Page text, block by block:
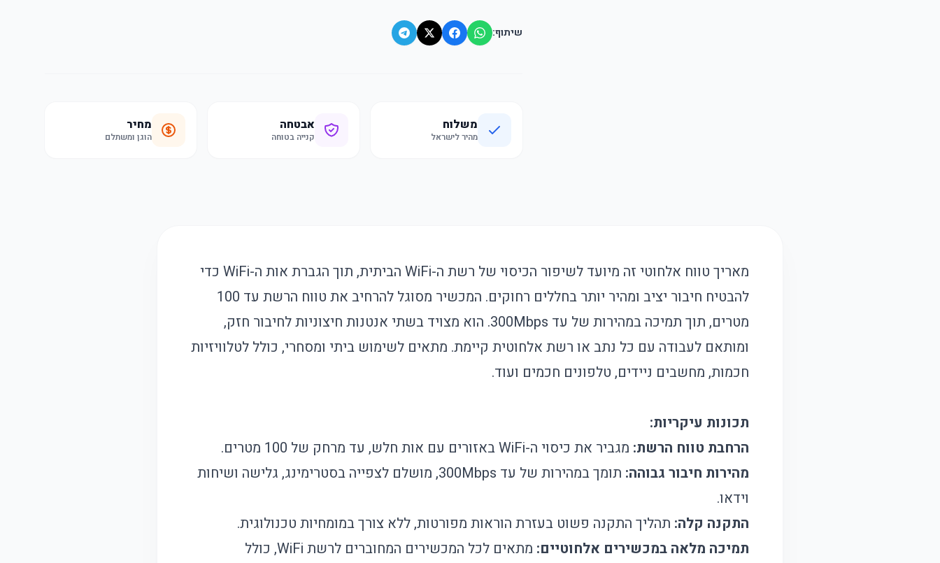
שיתוף:
משלוח
מהיר לישראל
אבטחה
קנייה בטוחה
מחיר
הוגן ומשתלם
מאריך טווח אלחוטי זה מיועד לשיפור הכיסוי של רשת ה-WiFi הביתית, תוך הגברת אות ה-WiFi כדי
להבטיח חיבור יציב ומהיר יותר בחללים רחוקים. המכשיר מסוגל להרחיב את טווח הרשת עד 100
מטרים, תוך תמיכה במהירות של עד 300Mbps. הוא מצויד בשתי אנטנות חיצוניות לחיבור חזק,
ומותאם לעבודה עם כל נתב או רשת אלחוטית קיימת. מתאים לשימוש ביתי ומסחרי, כולל לטלוויזיות
חכמות, מחשבים ניידים, טלפונים חכמים ועוד.
תכונות עיקריות:
הרחבת טווח הרשת: מגביר את כיסוי ה-WiFi באזורים עם אות חלש, עד מרחק של 100 מטרים.
מהירות חיבור גבוהה:
תומך במהירות של עד 300Mbps, מושלם לצפייה בסטרימינג, גלישה ושיחות
וידאו.
התקנה קלה: תהליך התקנה פשוט בעזרת הוראות מפורטות, ללא צורך במומחיות טכנולוגית.
תמיכה מלאה במכשירים אלחוטיים:
מתאים לכל המכשירים המחוברים לרשת WiFi, כולל